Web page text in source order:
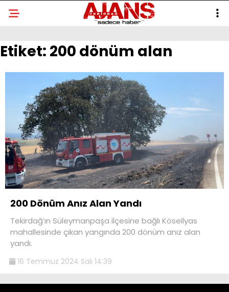
Etiket: 200 dönüm alan
200 Dönüm Anız Alan Yandı
Tekirdağ’ın Süleymanpaşa ilçesine bağlı Köseilyas
mahallesinde çıkan yangında 200 dönüm anız alan
yandı.
16 Temmuz 2024 Salı 14:39